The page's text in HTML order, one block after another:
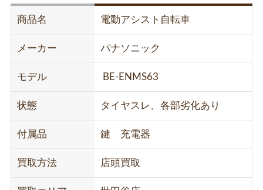
商品名 電動アシスト自転車
メーカー パナソニック
モデル BE-ENMS63
状態 タイヤスレ、各部劣化あり
付属品 鍵 充電器
買取方法 店頭買取